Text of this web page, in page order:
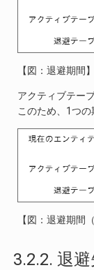
【図：退避期間】
アクティブテー
このため、1つ
【図：退避期間
3.2.2. 退